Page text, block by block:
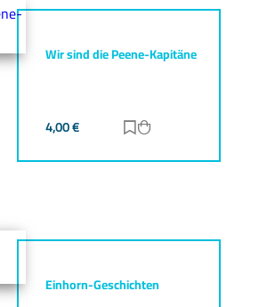
Wir sind die Peene-Kapitäne
4,00€ Zur Merkliste
Einhorn-Geschichten